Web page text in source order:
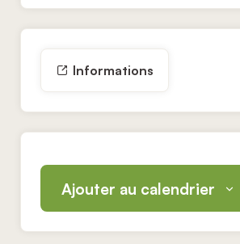
Informations
Ajouter au calendrier